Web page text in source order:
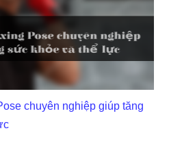
chuyên nghiệp giúp tăng